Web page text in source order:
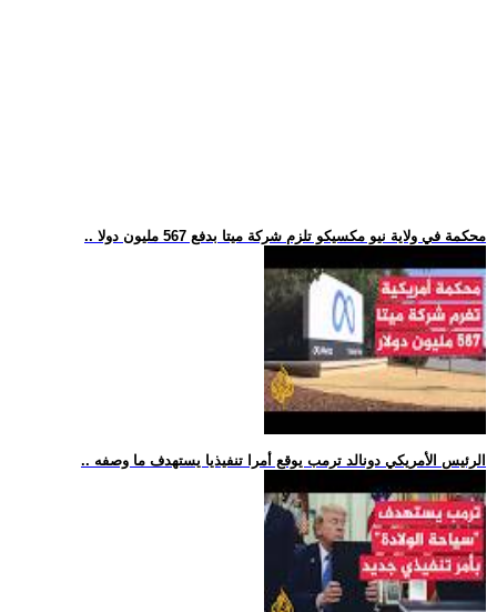
.. محكمة في ولاية نيو مكسيكو تلزم شركة ميتا بدفع 567 مليون دولا
.. الرئيس الأمريكي دونالد ترمب يوقع أمرا تنفيذيا يستهدف ما وصفه